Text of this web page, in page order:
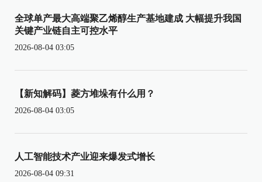
全球单产最大高端聚乙烯醇生产基地建成 大幅提升我国
关键产业链自主可控水平
2026-08-04 03:05
【新知解码】菱方堆垛有什么用？
2026-08-04 03:05
人工智能技术产业迎来爆发式增长
2026-08-04 09:31